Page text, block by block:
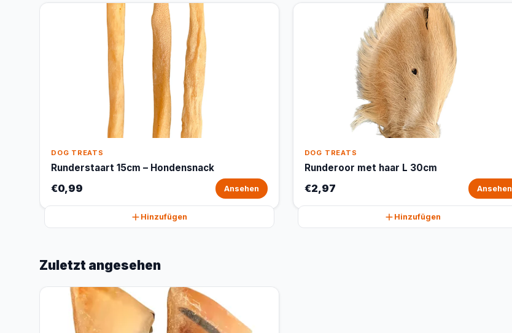
DOG TREATS
Runderstaart 15cm – Hondensnack
€0,99 Ansehen
Hinzufügen
DOG TREATS
Runderoor met haar L 30cm
€2,97 Ansehen
Hinzufügen
Zuletzt angesehen